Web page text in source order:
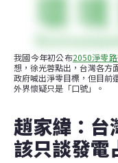
我國今年初公布2050淨零
想，徐光蓉點出，台灣各方
政府喊出淨零目標，但目前
外界懷疑只是「口號」。
趙家緯：台
該只談發電